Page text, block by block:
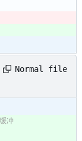
Normal file